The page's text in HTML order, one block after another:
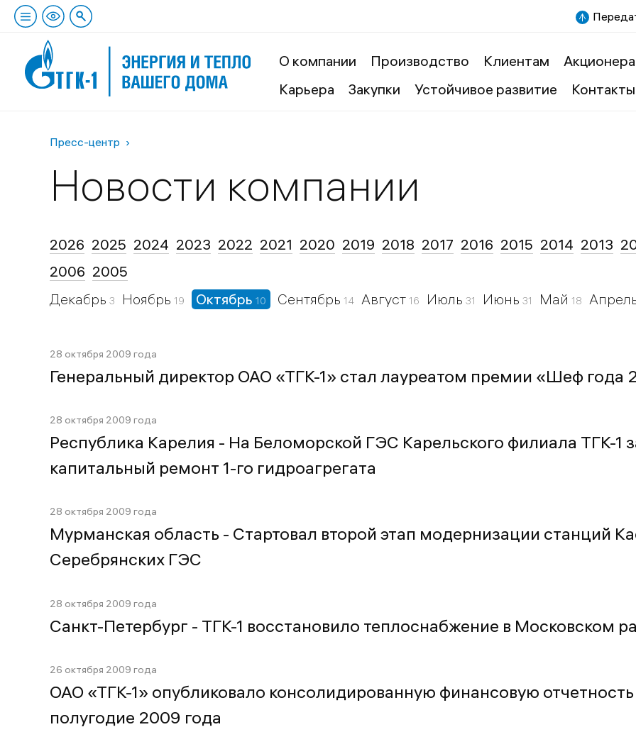
О компании Производство Клиентам
Карьера
Закупки Устойчивое развитие Контакты
Пресс-центр
Новости компании
2026 2025 2024 2023 2022 2021 2020 2019 2018 2017 2016 2015 2014 2013
Декабрь 3 Ноябрь 19 Октябрь 10 Сентябрь 14 Август 16 Июль 31 Июнь 31 Май 18
2006 2005
28 октября 2009 года
Генеральный директор ОАО «ТГК-1» стал лауреатом премии «Шеф года
28 октября 2009 года
Республика Карелия - На Беломорской ГЭС Карельского филиала ТГК-1
капитальный ремонт 1-го гидроагрегата
28 октября 2009 года
Мурманская область - Стартовал второй этап модернизации станций
Серебрянских ГЭС
28 октября 2009 года
Санкт-Петербург - ТГК-1 восстановило теплоснабжение в Московском
26 октября 2009 года
ОАО «ТГК-1» опубликовало консолидированную финансовую
полугодие 2009 года